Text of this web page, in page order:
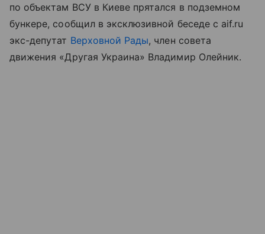
по объектам ВСУ в Киеве прятался в подземном
бункере, сообщил в эксклюзивной беседе с aif.ru
экс-депутат Верховной Рады, член совета
движения «Другая Украина» Владимир Олейник.